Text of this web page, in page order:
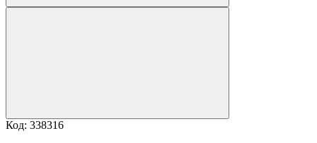
Код: 338316